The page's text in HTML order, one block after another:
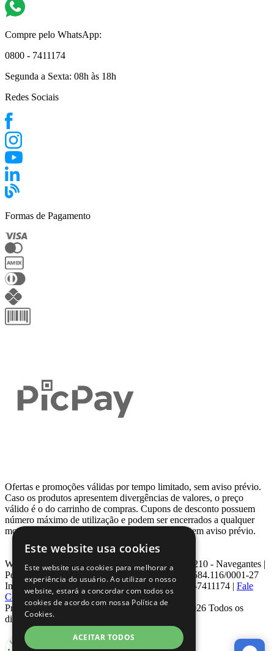
Compre pelo WhatsApp:
0800 - 7411174
Segunda a Sexta: 08h às 18h
Redes Sociais
Formas de Pagamento
Ofertas e promoções válidas por tempo limitado, sem aviso prévio.
Caso os produtos apresentem divergências de valores, o preço
válido é o do carrinho de compras. Cupons de desconto possuem
número máximo de utilização e podem ser encerrados a qualquer
momento, de acordo com sua disponibilidade e sem aviso prévio.
Webcontinental LTDA | Travessa Venezuela, Nº 210 - Navegantes |
Porto Alegre - RS - CEP: 90.240-220 CNPJ: 08.584.116/0001-27
Inscrição Estadual: 0963171399 | Telefone: 0800-7411174 | Fale
Conosco|ouvidoria@webcontinental.com.br
Proibida reprodução total ou parcial | © 2007 - 2026 Todos os
direitos reservados - WebContinental
Este website usa cookies
Este website usa cookies para melhorar a
experiência do usuário. Ao utilizar o nosso
website, estará a concordar com todos os
cookies de acordo com nossa Política de
Cookies.
ACEITAR TODOS